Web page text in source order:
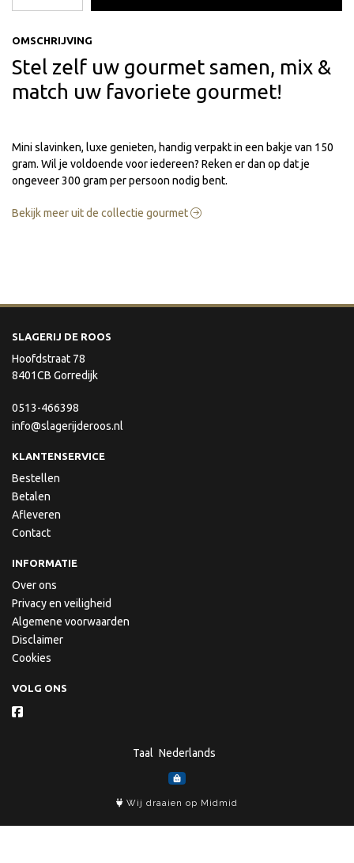
OMSCHRIJVING
Stel zelf uw gourmet samen, mix &
match uw favoriete gourmet!
Mini slavinken, luxe genieten, handig verpakt in een bakje van 150
gram. Wil je voldoende voor iedereen? Reken er dan op dat je
ongeveer 300 gram per persoon nodig bent.
Bekijk meer uit de collectie gourmet
SLAGERIJ DE ROOS
Hoofdstraat 78
8401CB Gorredijk
0513-466398
info@slagerijderoos.nl
KLANTENSERVICE
Bestellen
Betalen
Afleveren
Contact
INFORMATIE
Over ons
Privacy en veiligheid
Algemene voorwaarden
Disclaimer
Cookies
VOLG ONS
Taal
Wij draaien op Midmid